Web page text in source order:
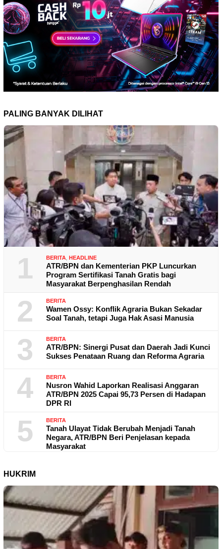
PALING BANYAK DILIHAT
1 BERITA, HEADLINE
ATR/BPN dan Kementerian PKP Luncurkan
Program Sertifikasi Tanah Gratis bagi
Masyarakat Berpenghasilan Rendah
2 BERITA
Wamen Ossy: Konflik Agraria Bukan Sekadar
Soal Tanah, tetapi Juga Hak Asasi Manusia
3 BERITA
ATR/BPN: Sinergi Pusat dan Daerah Jadi Kunci
Sukses Penataan Ruang dan Reforma Agraria
4 BERITA
Nusron Wahid Laporkan Realisasi Anggaran
ATR/BPN 2025 Capai 95,73 Persen di Hadapan
DPR RI
5 BERITA
Tanah Ulayat Tidak Berubah Menjadi Tanah
Negara, ATR/BPN Beri Penjelasan kepada
Masyarakat
HUKRIM